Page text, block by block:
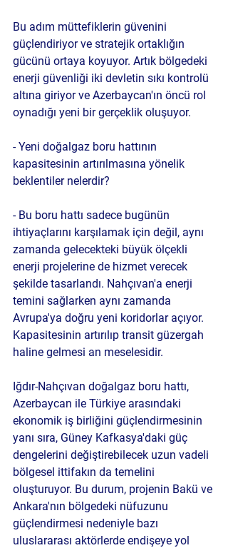
Bu adım müttefiklerin güvenini
güçlendiriyor ve stratejik ortaklığın
gücünü ortaya koyuyor. Artık bölgedeki
enerji güvenliği iki devletin sıkı kontrolü
altına giriyor ve Azerbaycan'ın öncü rol
oynadığı yeni bir gerçeklik oluşuyor.
- Yeni doğalgaz boru hattının
kapasitesinin artırılmasına yönelik
beklentiler nelerdir?
- Bu boru hattı sadece bugünün
ihtiyaçlarını karşılamak için değil, aynı
zamanda gelecekteki büyük ölçekli
enerji projelerine de hizmet verecek
şekilde tasarlandı. Nahçıvan'a enerji
temini sağlarken aynı zamanda
Avrupa'ya doğru yeni koridorlar açıyor.
Kapasitesinin artırılıp transit güzergah
haline gelmesi an meselesidir.
Iğdır-Nahçıvan doğalgaz boru hattı,
Azerbaycan ile Türkiye arasındaki
ekonomik iş birliğini güçlendirmesinin
yanı sıra, Güney Kafkasya'daki güç
dengelerini değiştirebilecek uzun vadeli
bölgesel ittifakın da temelini
oluşturuyor. Bu durum, projenin Bakü ve
Ankara'nın bölgedeki nüfuzunu
güçlendirmesi nedeniyle bazı
uluslararası aktörlerde endişeye yol